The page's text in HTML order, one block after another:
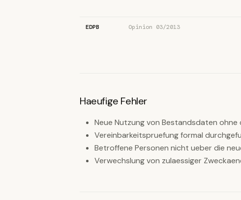
EDPB Opinion 03/2013
Haeufige Fehler
Neue Nutzung von Bestandsdaten
Vereinbarkeitspruefung formal
Betroffene Personen nicht ueber die
Verwechslung von zulaessiger